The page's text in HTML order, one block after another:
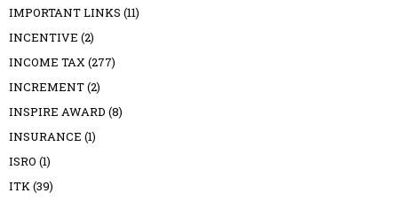
IMPORTANT LINKS (11)
INCENTIVE (2)
INCOME TAX(277)
INCREMENT(2)
INSPIRE AWARD (8)
INSURANCE (1)
ISRO (1)
ITK(39)